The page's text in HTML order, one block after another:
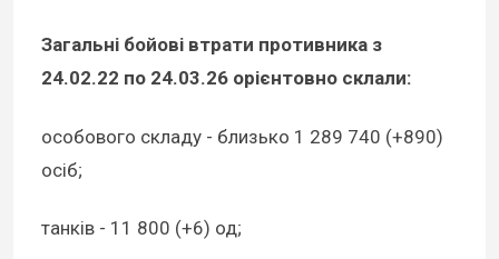
Загальні бойові втрати противника з
24.02.22 по 24.03.26 орієнтовно склали:
особового складу - близько 1 289 740 (+890)
осіб;
танків - 11 800 (+6) од;